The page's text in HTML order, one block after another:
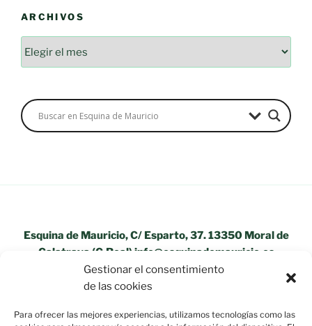
Gestionar el consentimiento
de las cookies
Para ofrecer las mejores experiencias, utilizamos tecnologías como las
ARCHIVOS
Esquina de Mauricio, C/ Esparto, 37. 13350 Moral de
Calatrava (C.Real) info@esquinademauricio.es
«Aviso Legal»